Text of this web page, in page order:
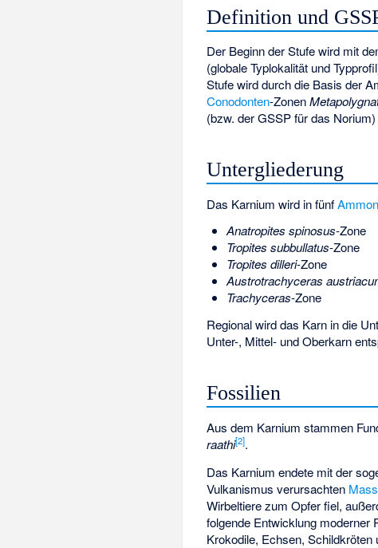
Definition und
Der Beginn der Stufe wird mit
(globale Typlokalität und
Stufe wird durch die Basis der
Conodonten-Zonen
(bzw. der GSSP für das
Untergliederung
Das Karnium wird in fünf
Anatropites spinosus-Zone
Tropites subbullatus-Zone
Tropites dilleri-Zone
Austrotrachyceras
Trachyceras-Zone
Regional wird das Karn in die
Unter-, Mittel- und Oberkarn
Fossilien
Aus dem Karnium stammen
raathi[2].
Das Karnium endete mit der
Vulkanismus verursachten
Wirbeltiere zum Opfer fiel,
folgende Entwicklung moderner
Krokodile, Echsen, Schildkröten